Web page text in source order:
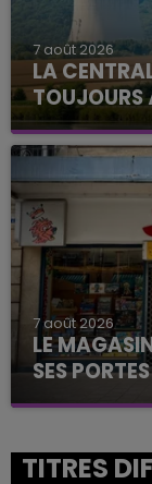
7 août 2026
LA
TOUJOURS
Cela fait déjà
nucléaire
justifiée par
présente.
7 août 2026
LE
SES PORTES
C'était l'une
fermer ses
TITRES